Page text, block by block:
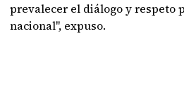
prevalecer el diálogo y respeto
nacional", expuso.